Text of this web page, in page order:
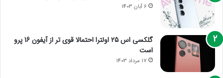
6 آبان 1403
گلکسی اس 25 اولترا احتمالا قوی تر از آیفون 16 پرو
است
17 مرداد 1403